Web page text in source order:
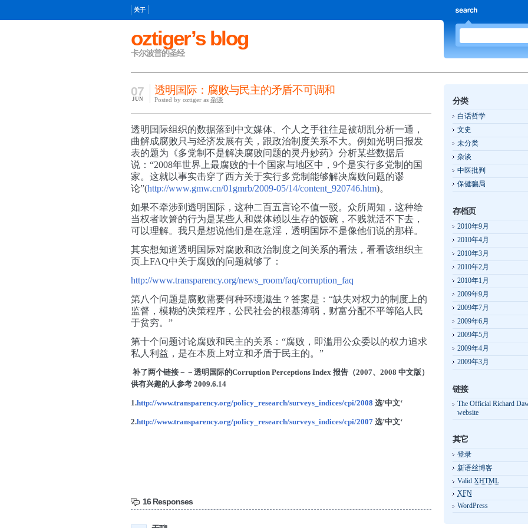
oztiger’s blog
卡尔波普的圣经
关于
透明国际：腐败与民主的矛盾不可调和
07
JUN Posted by oztiger as 杂谈
透明国际组织的数据落到中文媒体、个人之手往往是被胡乱分析一通，
曲解成腐败只与经济发展有关，跟政治制度关系不大。例如光明日报发
表的题为《多党制不是解决腐败问题的灵丹妙药》分析某些数据后
说：“2008年世界上最腐败的十个国家与地区中，9个是实行多党制的国
家。这就以事实击穿了西方关于实行多党制能够解决腐败问题的谬
论”(http://www.gmw.cn/01gmrb/2009-05/14/content_920746.htm)。
如果不牵涉到透明国际，这种二百五言论不值一驳。众所周知，这种给
当权者吹箫的行为是某些人和媒体赖以生存的饭碗，不贱就活不下去，
可以理解。我只是想说他们是在意淫，透明国际不是像他们说的那样。
其实想知道透明国际对腐败和政治制度之间关系的看法，看看该组织主
页上FAQ中关于腐败的问题就够了：
http://www.transparency.org/news_room/faq/corruption_faq
第八个问题是腐败需要何种环境滋生？答案是：“缺失对权力的制度上的
监督，模糊的决策程序，公民社会的根基薄弱，财富分配不平等陷人民
于贫穷。”
第十个问题讨论腐败和民主的关系：“腐败，即滥用公众委以的权力追求
私人利益，是在本质上对立和矛盾于民主的。”
补了两个链接－－透明国际的Corruption Perceptions Index 报告（2007、2008 中文版）
供有兴趣的人参考 2009.6.14
1.http://www.transparency.org/policy_research/surveys_indices/cpi/2008 选’中文‘
2.http://www.transparency.org/policy_research/surveys_indices/cpi/2007 选’中文‘
16 Responses
分类
白话哲学
文史
未分类
杂谈
中医批判
保健骗局
存档页
2010年9月
2010年4月
2010年3月
2010年2月
2010年1月
2009年9月
2009年7月
2009年6月
2009年5月
2009年4月
2009年3月
链接
The Official Richard
website
其它
登录
新语丝博客
Valid XHTML
XFN
WordPress